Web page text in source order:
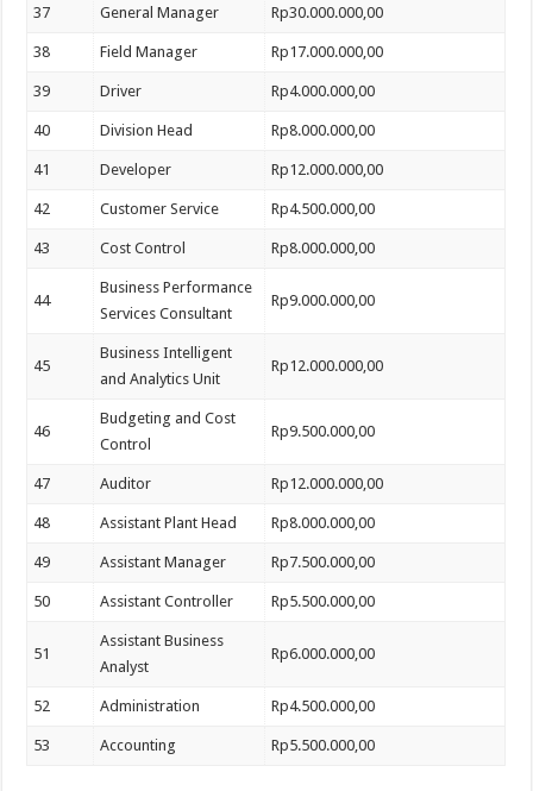
37 General Manager Rp30.000.000,00
38 Field Manager Rp17.000.000,00
39 Driver Rp4.000.000,00
40 Division Head Rp8.000.000,00
41 Developer Rp12.000.000,00
42 Customer Service Rp4.500.000,00
43 Cost Control Rp8.000.000,00
44
Business Performance
Services Consultant
Rp9.000.000,00
45
Business Intelligent
and Analytics Unit
Rp12.000.000,00
46
Budgeting and Cost
Control
Rp9.500.000,00
47 Auditor Rp12.000.000,00
48 Assistant Plant Head Rp8.000.000,00
49 Assistant Manager Rp7.500.000,00
50 Assistant Controller Rp5.500.000,00
51
Assistant Business
Analyst
Rp6.000.000,00
52 Administration Rp4.500.000,00
53 Accounting Rp5.500.000,00